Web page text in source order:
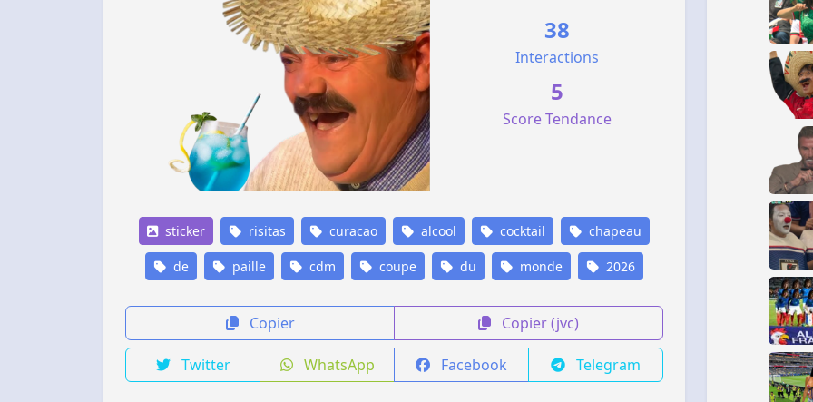
38
Interactions
5
Score Tendance
sticker risitas curacao alcool cocktail chapeau
de paille cdm coupe du monde 2026
Copier Copier (jvc)
Twitter WhatsApp Facebook Telegram